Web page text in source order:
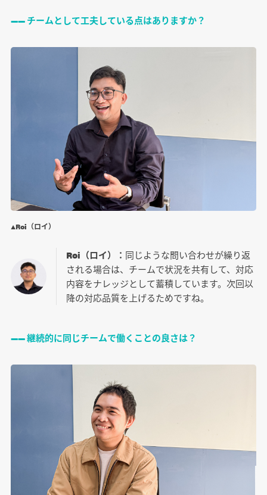
―― チームとして工夫している点はありますか？
▲Roi（ロイ）
Roi（ロイ）： 同じような問い合わせが繰り返
される場合は、チームで状況を共有して、対応
内容をナレッジとして蓄積しています。次回以
降の対応品質を上げるためですね。
―― 継続的に同じチームで働くことの良さは？